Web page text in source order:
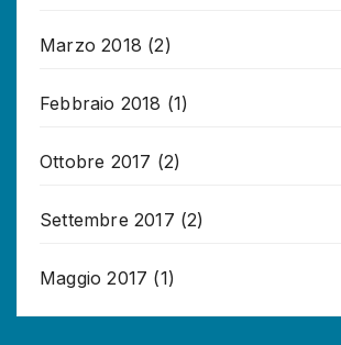
Marzo 2018 (2)
Febbraio 2018 (1)
Ottobre 2017 (2)
Settembre 2017 (2)
Maggio 2017 (1)